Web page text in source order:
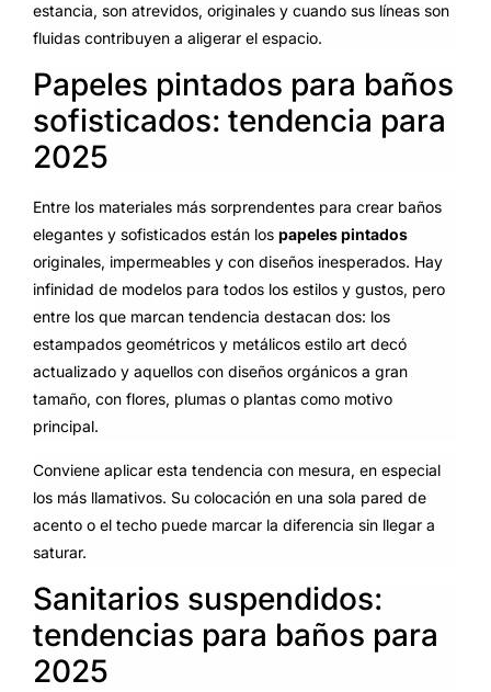
estancia, son atrevidos, originales y cuando sus líneas son
fluidas contribuyen a aligerar el espacio.
Papeles pintados para baños
sofisticados: tendencia para
2025
Entre los materiales más sorprendentes para crear baños
elegantes y sofisticados están lospapeles pintados
originales, impermeables y con diseños inesperados. Hay
infinidad de modelos para todos los estilos y gustos, pero
entre los que marcan tendencia destacan dos: los
estampados geométricos y metálicos estilo art decó
actualizado y aquellos con diseños orgánicos a gran
tamaño, con flores, plumas o plantas como motivo
principal.
Conviene aplicar esta tendencia con mesura, en especial
los más llamativos. Su colocación en una sola pared de
acento o el techo puede marcar la diferencia sin llegar a
saturar.
Sanitarios suspendidos:
tendencias para baños para
2025